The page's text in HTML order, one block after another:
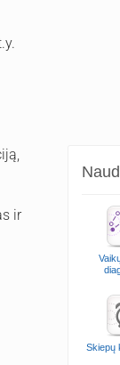
ir
Skiepų